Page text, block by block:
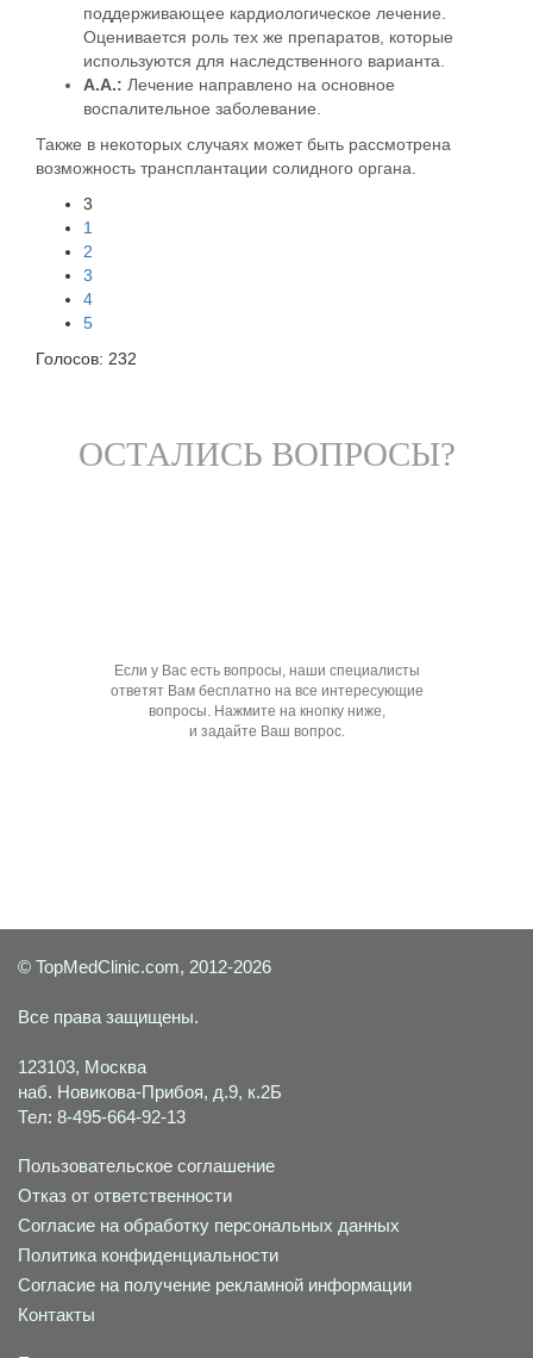
поддерживающее кардиологическое лечение.
Оценивается роль тех же препаратов, которые
используются для наследственного варианта.
А.А.: Лечение направлено на основное
воспалительное заболевание.
Также в некоторых случаях может быть рассмотрена
возможность трансплантации солидного органа.
3
1
2
3
4
5
Голосов: 232
ОСТАЛИСЬ ВОПРОСЫ?
Если у Вас есть вопросы, наши специалисты
ответят Вам бесплатно на все интересующие
вопросы. Нажмите на кнопку ниже,
и задайте Ваш вопрос.
© TopMedClinic.com, 2012-2026
Все права защищены.
123103, Москва
наб. Новикова-Прибоя, д.9, к.2Б
Тел: 8-495-664-92-13
Пользовательское соглашение
Отказ от ответственности
Согласие на обработку персональных данных
Политика конфиденциальности
Согласие на получение рекламной информации
Контакты